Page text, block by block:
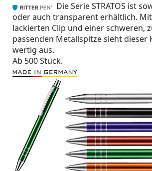
Die Serie STRATOS ist
oder auch transparent erhältlich.
lackierten Clip und einer schweren,
passenden Metallspitze sieht dieser
wertig aus.
Ab 500 Stück.